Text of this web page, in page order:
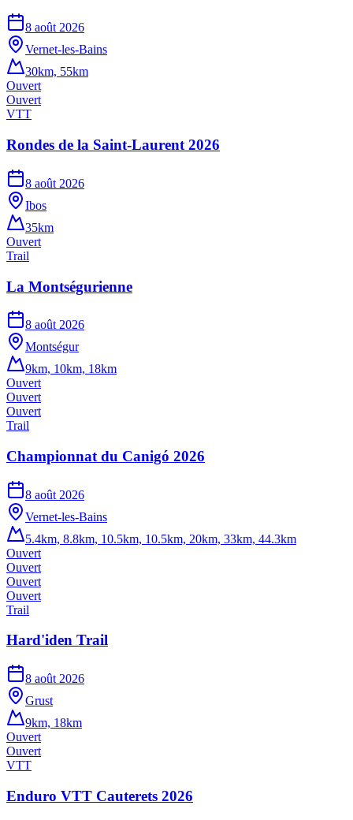
8 août 2026
Vernet-les-Bains
30km, 55km
Ouvert
Ouvert
VTT
Rondes de la Saint-Laurent 2026
8 août 2026
Ibos
35km
Ouvert
Trail
La Montségurienne
8 août 2026
Montségur
9km, 10km, 18km
Ouvert
Ouvert
Ouvert
Trail
Championnat du Canigó 2026
8 août 2026
Vernet-les-Bains
5.4km, 8.8km, 10.5km, 10.5km, 20km, 33km, 44.3km
Ouvert
Ouvert
Ouvert
Ouvert
Trail
Hard'iden Trail
8 août 2026
Grust
9km, 18km
Ouvert
Ouvert
VTT
Enduro VTT Cauterets 2026